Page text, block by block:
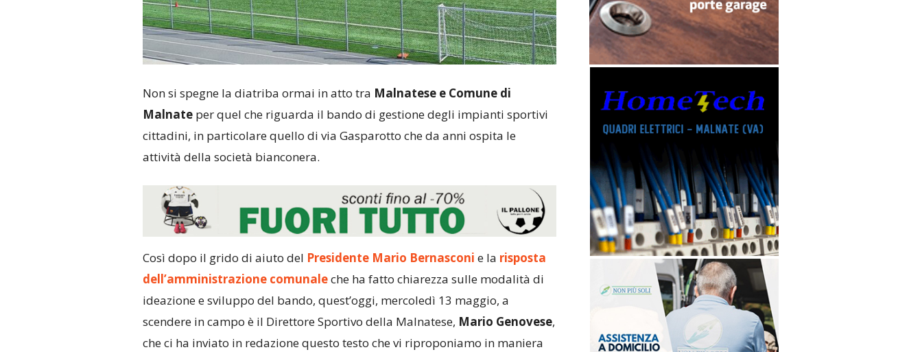
Non si spegne la diatriba ormai in atto tra Malnatese e Comune di
Malnateper quel che riguarda il bando di gestione degli impianti sportivi
cittadini, in particolare quello di via Gasparotto che da anni ospita le
attività della società bianconera.
Così dopo il grido di aiuto del Presidente Mario Bernasconi e la risposta
dell’amministrazione comunaleche ha fatto chiarezza sulle modalità di
ideazione e sviluppo del bando, quest’oggi, mercoledì 13 maggio, a
scendere in campo è il Direttore Sportivo della Malnatese, Mario Genovese,
che ci ha inviato in redazione questo testo che vi riproponiamo in maniera